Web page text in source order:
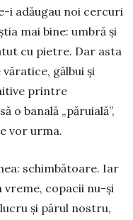
i adăugau noi cercuri
mai bine: umbră și
cu pietre. Dar asta
găl­bui și
printre
o banală „păruială”,
vor urma.
schimbătoare. Iar
copacii nu-și
și pă­rul nostru,